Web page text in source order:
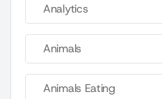
Analytics
Animals
Animals Eating